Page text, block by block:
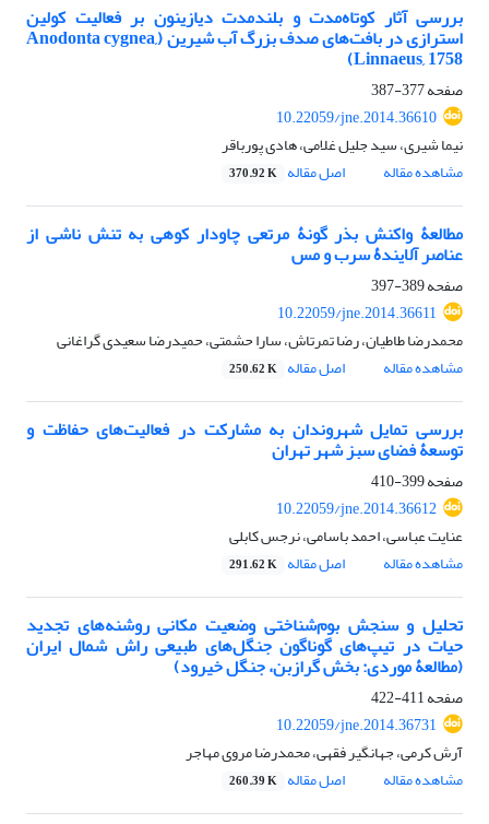
بررسی آثار کوتاه‌مدت و بلندمدت دیازینون بر فعالیت کولین
استرازی در بافت‌های صدف بزرگ آب شیرین (Anodonta cygnea,
Linnaeus, 1758)
صفحه377-387
10.22059/jne.2014.36610
نیما شیری، سید جلیل غلامی، هادی پورباقر
مشاهده مقاله
اصل مقاله 370.92 K
مطالعۀ واکنش بذر گونۀ مرتعی چاودار کوهی به تنش ناشی از
عناصر آلایندۀ سرب و مس
صفحه389-397
10.22059/jne.2014.36611
محمدرضا طاطیان، رضا تمرتاش، سارا حشمتی، حمیدرضا سعیدی گراغانی
مشاهده مقاله
اصل مقاله 250.62 K
بررسی تمایل شهروندان به مشارکت در فعالیت‌های حفاظت و
توسعۀ فضای سبز شهر تهران
صفحه399-410
10.22059/jne.2014.36612
عنایت عباسی، احمد باسامی، نرجس کابلی
مشاهده مقاله
اصل مقاله 291.62 K
تحلیل و سنجش بوم‌شناختی وضعیت مکانی روشنه‌های تجدید
حیات در تیپ‌های گوناگون جنگل‌های طبیعی راش شمال ایران
(مطالعۀ موردی: بخش‌ گرازبن، جنگل خیرود)
صفحه411-422
10.22059/jne.2014.36731
آرش کرمی، جهانگیر فقهی، محمدرضا مروی مهاجر
مشاهده مقاله
اصل مقاله 260.39 K